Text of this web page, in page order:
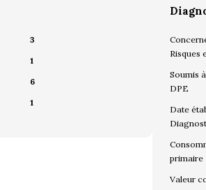
3
1
6
1
Risques
Soumis
DPE
Date
primaire
Valeur